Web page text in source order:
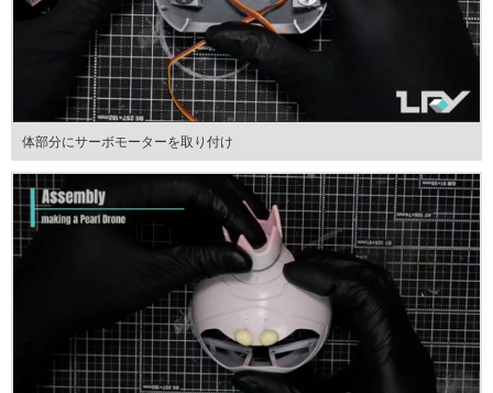
体部分にサーボモーターを取り付け